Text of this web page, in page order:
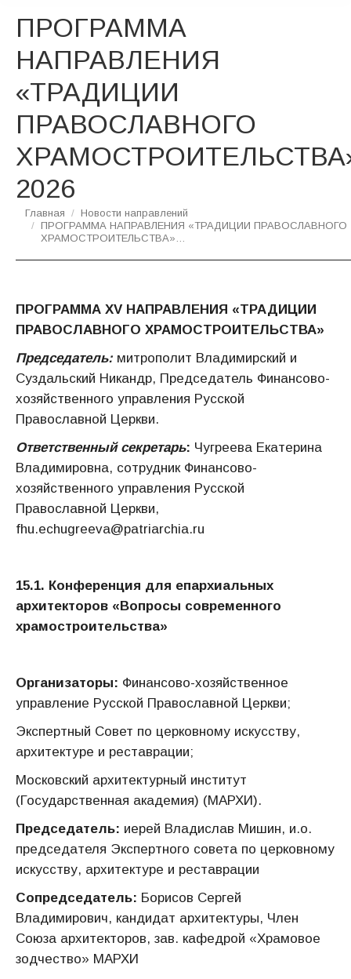
ПРОГРАММА
НАПРАВЛЕНИЯ
«ТРАДИЦИИ
ПРАВОСЛАВНОГО
2026
Вы здесь:
Главная
Новости направлений
ПРОГРАММА НАПРАВЛЕНИЯ «ТРАДИЦИИ ПРАВОСЛАВНОГО
ХРАМОСТРОИТЕЛЬСТВА»…
ПРОГРАММА XV НАПРАВЛЕНИЯ «ТРАДИЦИИ
ПРАВОСЛАВНОГО ХРАМОСТРОИТЕЛЬСТВА»
Председатель: митрополит Владимирский и
Суздальский Никандр, Председатель Финансово-
хозяйственного управления Русской
Православной Церкви.
Ответственный секретарь: Чугреева Екатерина
Владимировна, сотрудник Финансово-
хозяйственного управления Русской
Православной Церкви,
fhu.echugreeva@patriarchia.ru
15.1. Конференция для епархиальных
архитекторов «Вопросы современного
храмостроительства»
Организаторы: Финансово-хозяйственное
управление Русской Православной Церкви;
Экспертный Совет по церковному искусству,
архитектуре и реставрации;
Московский архитектурный институт
(Государственная академия) (МАРХИ).
Председатель: иерей Владислав Мишин, и.о.
председателя Экспертного совета по церковному
искусству, архитектуре и реставрации
Сопредседатель: Борисов Сергей
Владимирович, кандидат архитектуры, Член
Союза архитекторов, зав. кафедрой «Храмовое
зодчество» МАРХИ